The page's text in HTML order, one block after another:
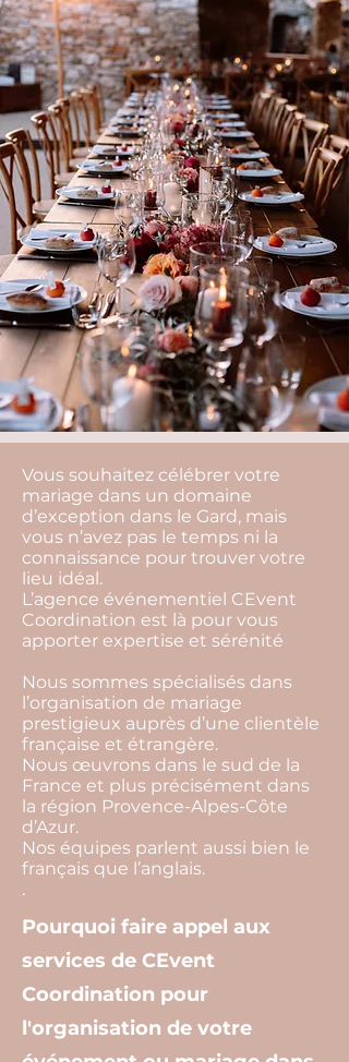
Vous souhaitez célébrer votre
mariage dans un domaine
d’exception dans le Gard, mais
vous n’avez pas le temps ni la
connaissance pour trouver votre
lieu idéal.
L’agence événementiel CEvent
Coordination est là pour vous
apporter expertise et sérénité
Nous sommes spécialisés dans
l’organisation de mariage
prestigieux auprès d’une clientèle
française et étrangère.
Nous œuvrons dans le sud de la
France et plus précisément dans
la région Provence-Alpes-Côte
d’Azur.
Nos équipes parlent aussi bien le
français que l’anglais.
.
Pourquoi faire appel aux
services de CEvent
Coordination pour
l'organisation de votre